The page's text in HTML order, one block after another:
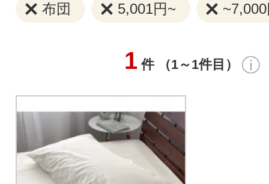
布団 5,001円~
1 件 （1～1件目）